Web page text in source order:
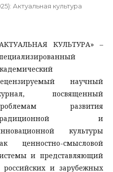
Актуальная культура
КУЛЬТУРА» –
научный
посвященный
развития
и
культуры
ценностно-смысловой
и представляющий
российских и зарубежных